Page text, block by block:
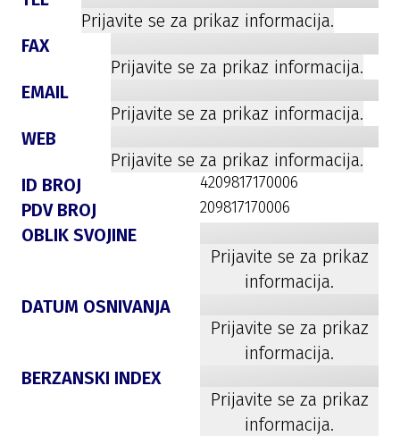
Prijavite se za prikaz informacija.
FAX
Prijavite se za prikaz informacija.
EMAIL
Prijavite se za prikaz informacija.
WEB
Prijavite se za prikaz informacija.
ID BROJ
4209817170006
PDV BROJ 209817170006
OBLIK SVOJINE
Prijavite se za prikaz
informacija.
DATUM OSNIVANJA
Prijavite se za prikaz
informacija.
BERZANSKI INDEX
Prijavite se za prikaz
informacija.